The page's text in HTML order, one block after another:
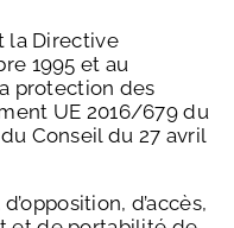
la Directive
1995 et au
protection des
UE 2016/679 du
Conseil du 27 avril
d’accès,